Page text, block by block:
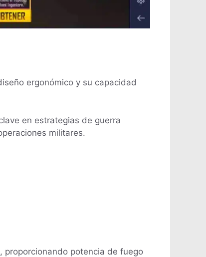
ergonómico y su capacidad
en estrategias de guerra
militares.
proporcionando potencia de fuego